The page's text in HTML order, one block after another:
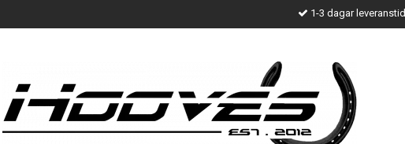
1-3 dagar leveranstid